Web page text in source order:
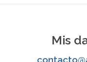
Mis